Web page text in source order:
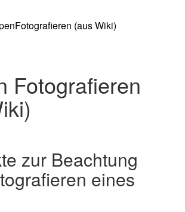
(aus Wiki)
Fotografieren
zur Beachtung
eines